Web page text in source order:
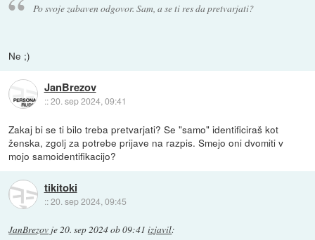
Po svoje zabaven odgovor. Sam, a se ti res da pretvarjati?
Ne ;)
JanBrezov
::20. sep 2024, 09:41
Zakaj bi se ti bilo treba pretvarjati? Se "samo" identificiraš kot
ženska, zgolj za potrebe prijave na razpis. Smejo oni dvomiti v
mojo samoidentifikacijo?
tikitoki
::20. sep 2024, 09:45
JanBrezov je20. sep 2024 ob 09:41 izjavil: